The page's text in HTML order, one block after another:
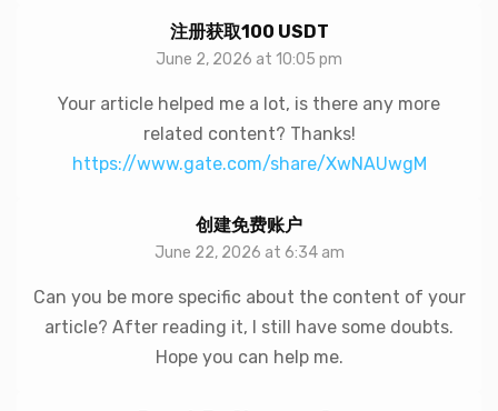
注册获取100 USDT
June 2, 2026 at 10:05 pm
Your article helped me a lot, is there any more
related content? Thanks!
https://www.gate.com/share/XwNAUwgM
创建免费账户
June 22, 2026 at 6:34 am
Can you be more specific about the content of your
article? After reading it, I still have some doubts.
Hope you can help me.